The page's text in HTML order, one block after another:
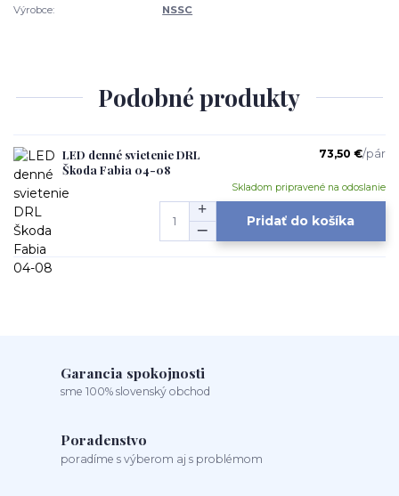
Výrobce:
NSSC
Podobné produkty
LED denné svietenie DRL
Škoda Fabia 04-08
73,50 €/pár
Skladom pripravené na odoslanie
Pridať do košíka
Garancia spokojnosti
sme 100% slovenský obchod
Poradenstvo
poradíme s výberom aj s problémom